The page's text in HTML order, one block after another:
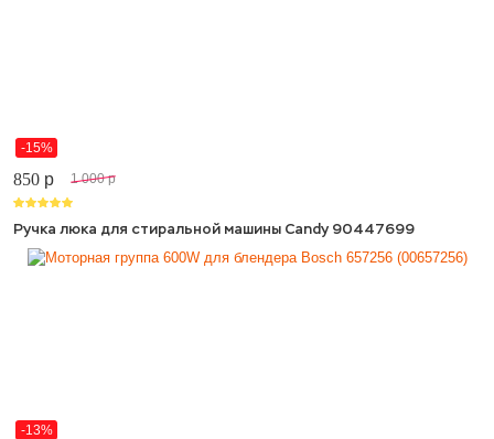
-15%
850 p 1 000 p
Ручка люка для стиральной машины Candy 90447699
-13%